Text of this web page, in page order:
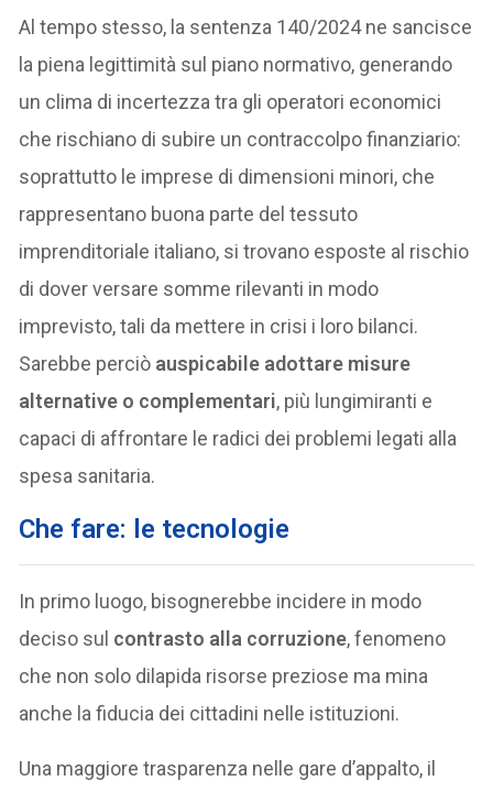
Al tempo stesso, la sentenza 140/2024 ne sancisce
la piena legittimità sul piano normativo, generando
un clima di incertezza tra gli operatori economici
che rischiano di subire un contraccolpo finanziario:
soprattutto le imprese di dimensioni minori, che
rappresentano buona parte del tessuto
imprenditoriale italiano, si trovano esposte al rischio
di dover versare somme rilevanti in modo
imprevisto, tali da mettere in crisi i loro bilanci.
Sarebbe perciò auspicabile adottare misure
alternative o complementari, più lungimiranti e
capaci di affrontare le radici dei problemi legati alla
spesa sanitaria.
Che fare: le tecnologie
In primo luogo, bisognerebbe incidere in modo
deciso sul contrasto alla corruzione, fenomeno
che non solo dilapida risorse preziose ma mina
anche la fiducia dei cittadini nelle istituzioni.
Una maggiore trasparenza nelle gare d’appalto, il